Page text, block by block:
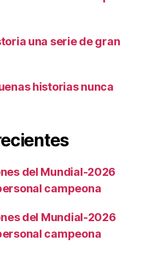
una serie de gran
historias nunca
del Mundial-2026
campeona
del Mundial-2026
campeona